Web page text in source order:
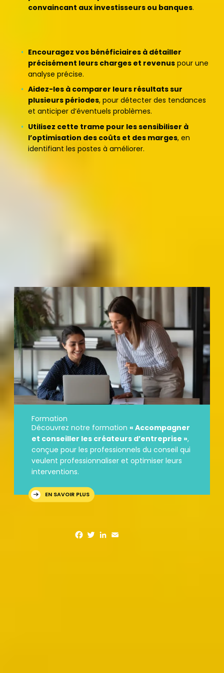
convaincant aux investisseurs ou banques.
Encouragez vos bénéficiaires à détailler
précisément leurs charges et revenus pour une
analyse précise.
Aidez-les à comparer leurs résultats sur
plusieurs périodes, pour détecter des tendances
et anticiper d’éventuels problèmes.
Utilisez cette trame pour les sensibiliser à
l’optimisation des coûts et des marges, en
identifiant les postes à améliorer.
vous permettez aux porteurs de projet
Vous souhaitez approfondir vos compétences et
structurer encore plus vos accompagnements ?
Formation
Découvrez notre formation « Accompagner
et conseiller les créateurs d’entreprise »,
conçue pour les professionnels du conseil qui
veulent professionnaliser et optimiser leurs
interventions.
EN SAVOIR PLUS
Facebook
TwitterLinkedIn